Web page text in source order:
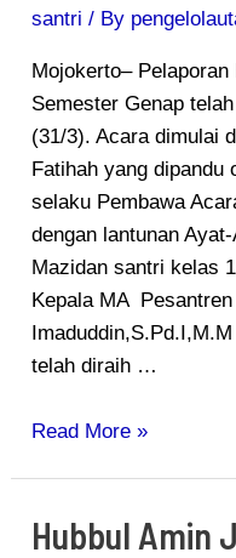
santri / By
Mojokerto–
Semester Genap
(31/3). Acara dimulai
Fatihah yang dipandu
selaku Pembawa
dengan lantunan
Mazidan santri kelas
Kepala MA
telah diraih …
Berlangsung
Lancar
Read More »
Hubbul Amin